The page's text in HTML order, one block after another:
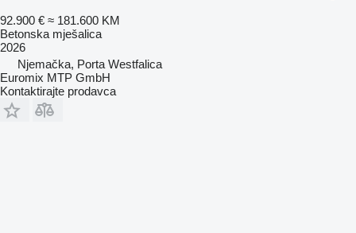
92.900 € ≈ 181.600 KM
Betonska mješalica
2026
Njemačka, Porta Westfalica
Euromix MTP GmbH
Kontaktirajte prodavca